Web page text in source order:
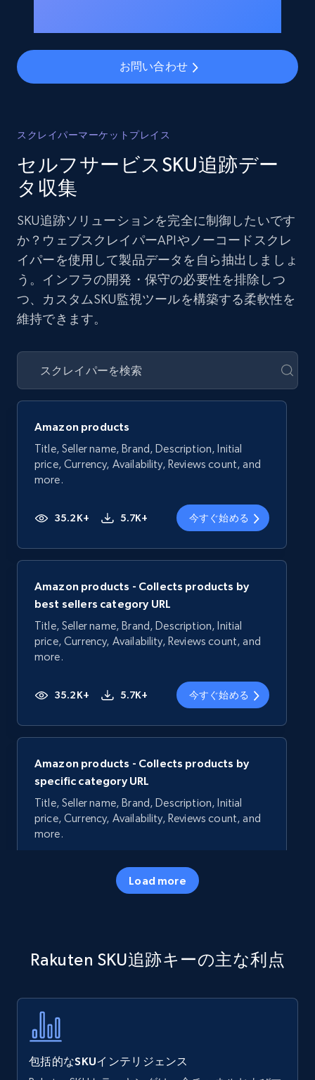
お問い合わせ
スクレイパーマーケットプレイス
セルフサービスSKU追跡デー
タ収集
SKU追跡ソリューションを完全に制御したいです
か？ウェブスクレイパーAPIやノーコードスクレ
イパーを使用して製品データを自ら抽出しましょ
う。インフラの開発・保守の必要性を排除しつ
つ、カスタムSKU監視ツールを構築する柔軟性を
維持できます。
Amazon products
Title, Seller name, Brand, Description, Initial
price, Currency, Availability, Reviews count, and
more.
35.2K+ 5.7K+ 今すぐ始める
Amazon products - Collects products by
best sellers category URL
Title, Seller name, Brand, Description, Initial
price, Currency, Availability, Reviews count, and
more.
35.2K+ 5.7K+ 今すぐ始める
Amazon products - Collects products by
specific category URL
Title, Seller name, Brand, Description, Initial
price, Currency, Availability, Reviews count, and
more.
5.7K+ 今すぐ始める
specific keywords
price, Currency, Availability, Reviews count, and
more.
Load more
Rakuten SKU追跡キーの主な利点
包括的なSKUインテリジェンス